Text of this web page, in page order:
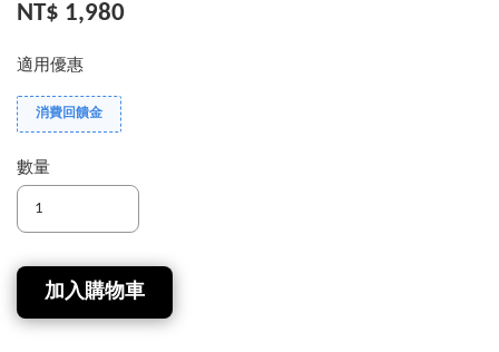
NT$ 1,980
適用優惠
消費回饋金
數量
加入購物車